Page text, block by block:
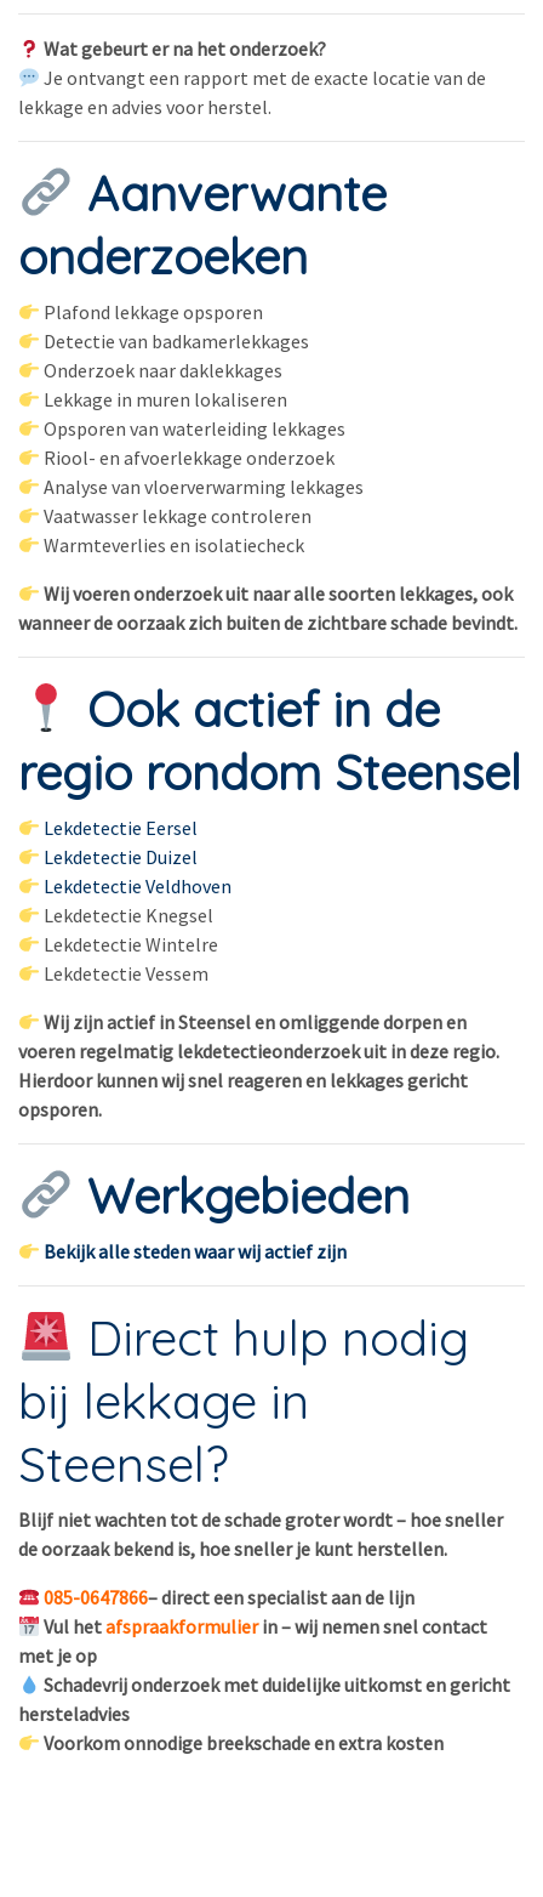
Wat gebeurt er na het onderzoek?
Je ontvangt een rapport met de exacte locatie van de
lekkage en advies voor herstel.
Aanverwante
onderzoeken
Plafond lekkage opsporen
Detectie van badkamerlekkages
Onderzoek naar daklekkages
Lekkage in muren lokaliseren
Opsporen van waterleiding lekkages
Riool- en afvoerlekkage onderzoek
Analyse van vloerverwarming lekkages
Vaatwasser lekkage controleren
Warmteverlies en isolatiecheck
Wij voeren onderzoek uit naar alle soorten lekkages, ook
wanneer de oorzaak zich buiten de zichtbare schade bevindt.
Ook actief in de
regio rondom Steensel
Lekdetectie Eersel
Lekdetectie Duizel
Lekdetectie Veldhoven
Lekdetectie Knegsel
Lekdetectie Wintelre
Lekdetectie Vessem
Wij zijn actief in Steensel en omliggende dorpen en
voeren regelmatig lekdetectieonderzoek uit in deze regio.
Hierdoor kunnen wij snel reageren en lekkages gericht
opsporen.
Werkgebieden
Bekijk alle steden waar wij actief zijn
Direct hulp nodig
bij lekkage in
Steensel?
Blijf niet wachten tot de schade groter wordt – hoe sneller
de oorzaak bekend is, hoe sneller je kunt herstellen.
085-0647866– direct een specialist aan de lijn
Vul hetafspraakformulierin – wij nemen snel contact
met je op
Schadevrij onderzoek met duidelijke uitkomst en gericht
hersteladvies
Voorkom onnodige breekschade en extra kosten